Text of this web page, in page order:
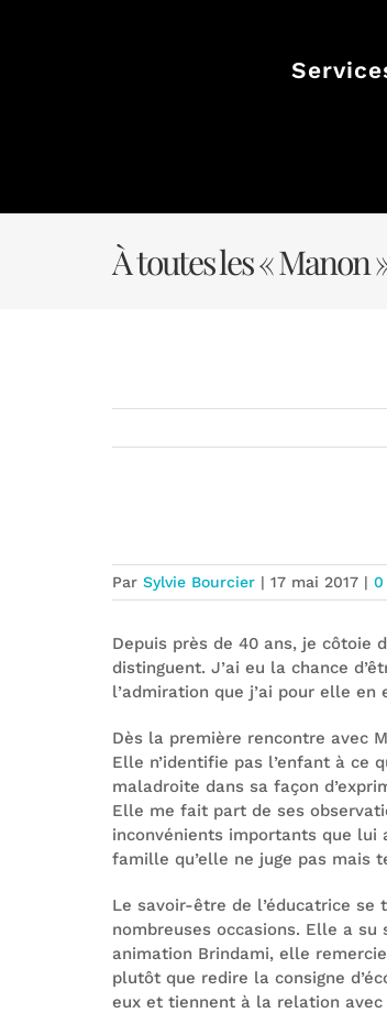
À toutes les « Manon
Par Sylvie Bourcier | 17 mai 2017 | 0
Depuis près de 40 ans, je côtoie
distinguent. J’ai eu la chance
l’admiration que j’ai pour elle
Dès la première rencontre avec
Elle n’identifie pas l’enfant à ce
maladroite dans sa façon
Elle me fait part de ses
inconvénients importants que lui
famille qu’elle ne juge pas mais
Le savoir-être de l’éducatrice
nombreuses occasions. Elle a
animation Brindami, elle
plutôt que redire la consigne
eux et tiennent à la relation avec